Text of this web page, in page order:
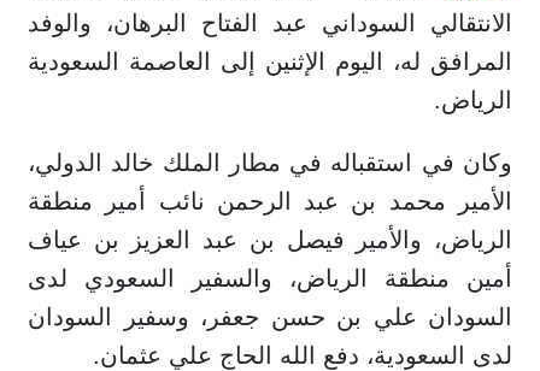
الانتقالي السوداني عبد الفتاح البرهان، والوفد
المرافق له، اليوم الإثنين إلى العاصمة السعودية
الرياض.
وكان في استقباله في مطار الملك خالد الدولي،
الأمير محمد بن عبد الرحمن نائب أمير منطقة
الرياض، والأمير فيصل بن عبد العزيز بن عياف
أمين منطقة الرياض، والسفير السعودي لدى
السودان علي بن حسن جعفر، وسفير السودان
لدى السعودية، دفع الله الحاج علي عثمان.